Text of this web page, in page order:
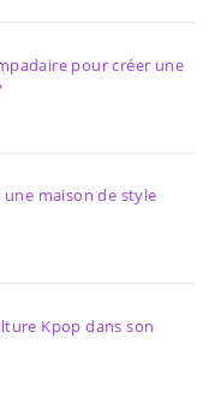
pour créer une
maison de style
Kpop dans son